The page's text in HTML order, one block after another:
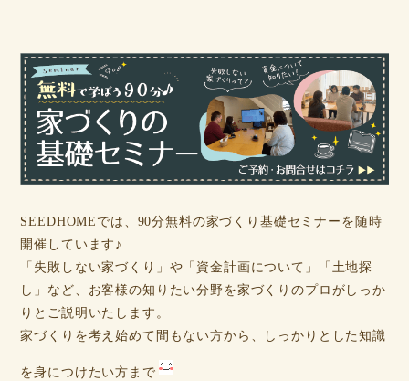
SEEDHOMEでは、90分無料の家づくり基礎セミナーを随時
開催しています♪
「失敗しない家づくり」や「資金計画について」「土地探
し」など、お客様の知りたい分野を家づくりのプロがしっか
りとご説明いたします。
家づくりを考え始めて間もない方から、しっかりとした知識
を身につけたい方まで